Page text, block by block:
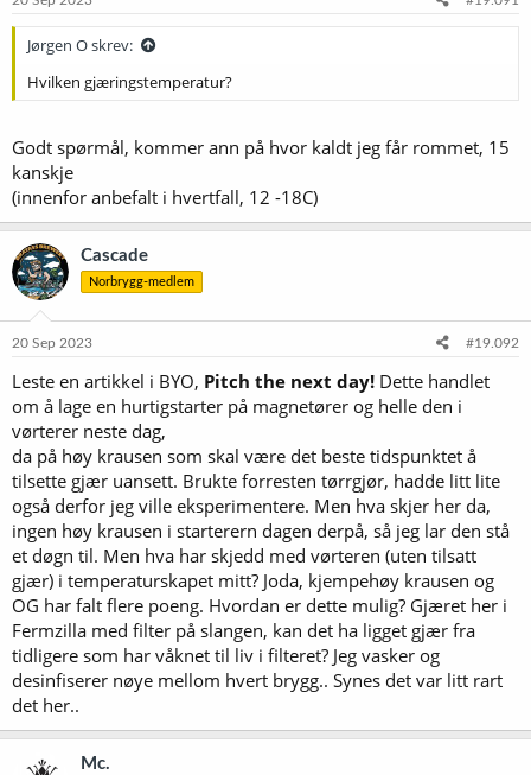
Jørgen O skrev:
Hvilken gjæringstemperatur?
Godt spørmål, kommer ann på hvor kaldt jeg får rommet, 15
kanskje
(innenfor anbefalt i hvertfall, 12 -18C)
Cascade
Norbrygg-medlem
20 Sep 2023 #19.092
Leste en artikkel i BYO, Pitch the next day! Dette handlet
om å lage en hurtigstarter på magnetører og helle den i
vørterer neste dag,
da på høy krausen som skal være det beste tidspunktet å
tilsette gjær uansett. Brukte forresten tørrgjør, hadde litt lite
også derfor jeg ville eksperimentere. Men hva skjer her da,
ingen høy krausen i starterern dagen derpå, så jeg lar den stå
et døgn til. Men hva har skjedd med vørteren (uten tilsatt
gjær) i temperaturskapet mitt? Joda, kjempehøy krausen og
OG har falt flere poeng. Hvordan er dette mulig? Gjæret her i
Fermzilla med filter på slangen, kan det ha ligget gjær fra
tidligere som har våknet til liv i filteret? Jeg vasker og
desinfiserer nøye mellom hvert brygg.. Synes det var litt rart
det her..
Mc.